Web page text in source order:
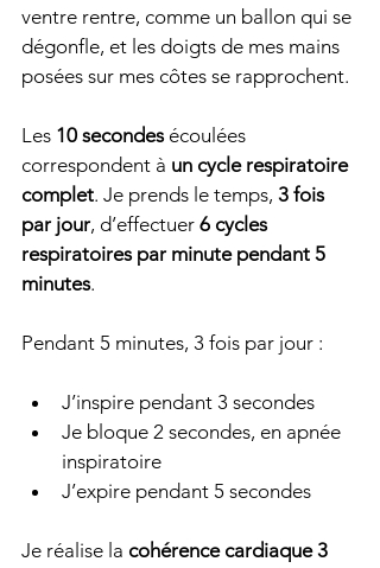
ventre rentre, comme un ballon qui se
dégonfle, et les doigts de mes mains
posées sur mes côtes se rapprochent.
Les 10 secondes écoulées
correspondent à un cycle respiratoire
complet. Je prends le temps, 3 fois
par jour, d’effectuer 6 cycles
respiratoires par minute pendant 5
minutes.
Pendant 5 minutes, 3 fois par jour :
J’inspire pendant 3 secondes
Je bloque 2 secondes, en apnée
inspiratoire
J’expire pendant 5 secondes
Je réalise la cohérence cardiaque 3